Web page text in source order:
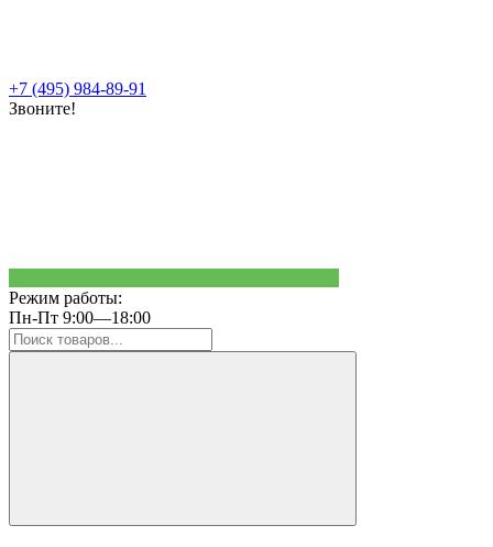
+7 (495) 984-89-91
Звоните!
Режим работы:
Пн-Пт 9:00—18:00